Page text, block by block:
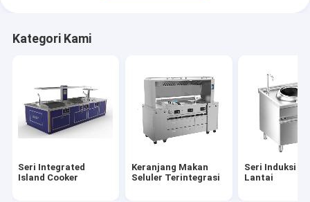
Dibangun Dalam Seri Induksi
Dibangun Dalam Seri Listrik
Seri Desktop Electric
Kategori Kami
Seri Integrated
Island Cooker
Keranjang Makan
Seluler Terintegrasi
Seri Induksi
Lantai